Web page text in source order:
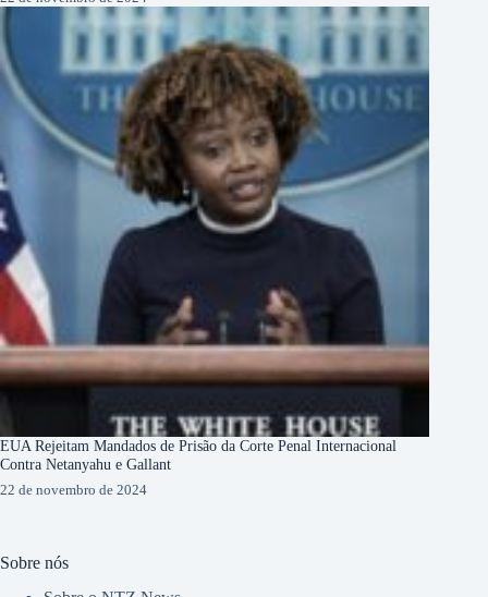
EUA Rejeitam Mandados de Prisão da Corte Penal Internacional
Contra Netanyahu e Gallant
22 de novembro de 2024
Sobre nós